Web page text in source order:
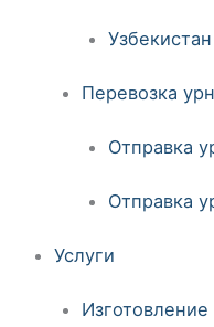
Узбекистан
Перевозка
Отправка
Отправка
Услуги